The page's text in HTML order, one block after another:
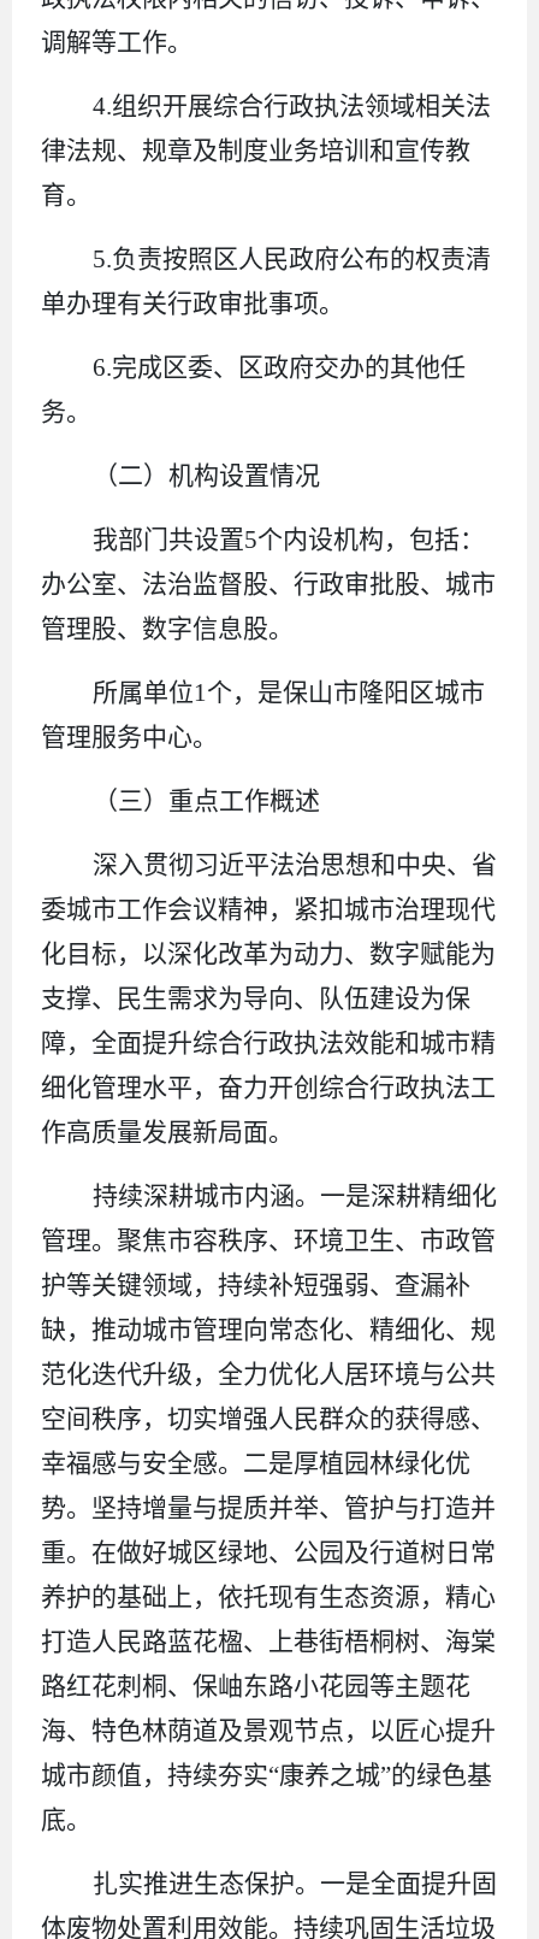
调解等工作。
4.组织开展综合行政执法领域相关法
律法规、规章及制度业务培训和宣传教
育。
5.负责按照区人民政府公布的权责清
单办理有关行政审批事项。
6.完成区委、区政府交办的其他任
务。
（二）机构设置情况
我部门共设置5个内设机构，包括：
办公室、法治监督股、行政审批股、城市
管理股、数字信息股。
所属单位1 个，是保山市隆阳区城市
管理服务中心。
（三）重点工作概述
深入贯彻习近平法治思想和中央、省
委城市工作会议精神，紧扣城市治理现代
化目标，以深化改革为动力、数字赋能为
支撑、民生需求为导向、队伍建设为保
障，全面提升综合行政执法效能和城市精
细化管理水平，奋力开创综合行政执法工
作高质量发展新局面。
持续深耕城市内涵。一是深耕精细化
管理。聚焦市容秩序、环境卫生、市政管
护等关键领域，持续补短强弱、查漏补
缺，推动城市管理向常态化、精细化、规
范化迭代升级，全力优化人居环境与公共
空间秩序，切实增强人民群众的获得感、
幸福感与安全感。二是厚植园林绿化优
势。坚持增量与提质并举、管护与打造并
重。在做好城区绿地、公园及行道树日常
养护的基础上，依托现有生态资源，精心
打造人民路蓝花楹、上巷街梧桐树、海棠
路红花刺桐、保岫东路小花园等主题花
海、特色林荫道及景观节点，以匠心提升
城市颜值，持续夯实“康养之城”的绿色基
底。
扎实推进生态保护。一是全面提升固
体废物处置利用效能。持续巩固生活垃圾